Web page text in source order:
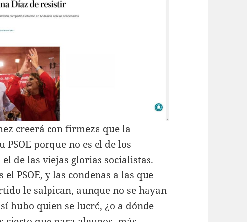
creerá con firmeza que la
PSOE porque no es el de los
de las viejas glorias socialistas.
el PSOE, y las condenas a las que
le salpican, aunque no se hayan
hubo quien se lucró, ¿o a dónde